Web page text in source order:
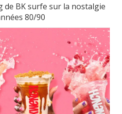
de BK surfe sur la nostalgie
80/90